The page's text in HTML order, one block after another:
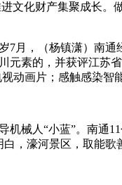
化财产集聚成长。
，（杨镇潇）南通
素的，并获评江苏
动画片；感触感染智
械人“小蓝”。南通
，濠河景区，取能歌